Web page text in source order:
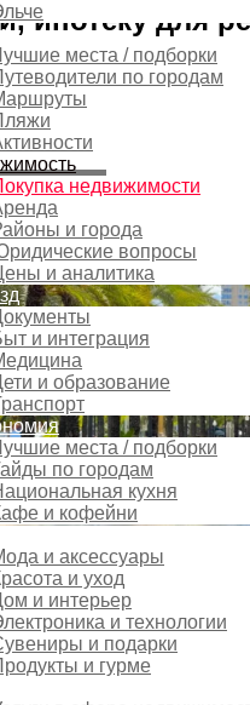
места / подборки
по городам
недвижимости
и города
вопросы
и аналитика
и интеграция
и образование
места / подборки
по городам
кухня
и кофейни
и аксессуары
и уход
и интерьер
и технологии
и подарки
и гурме
ипотеку для
и
Комментариев
, Аренда ,Недвижимость
2026:
для туристов